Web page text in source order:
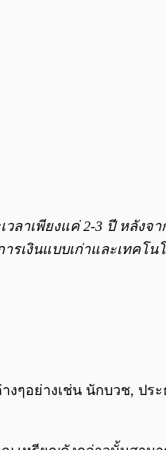
ลาเพียงแค่ 2-3 ปี หลังจ
เงินแบบเก่าและเทคโ
งๆอย่างเช่น นักบวช, ปร